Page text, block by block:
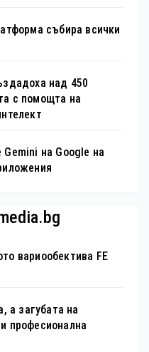
събира всички
над 450
с помощта на
на Google на
вариообектива FE
а загубата на
професионална